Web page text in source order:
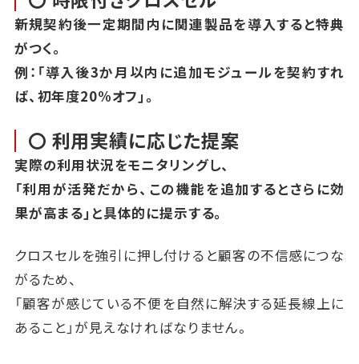
新規契約後一定期間内に関連製品を導入すると特典
がつく。
例：「導入後3か月以内に追加モジュールを契約すれ
ば、初年度20%オフ」。
〇 利用実績に応じた提案
実際の利用状況をモニタリングし、
「利用が活発だから、この機能を追加するとさらに効
果が高まる」と具体的に提示する。
クロスセルを強引に押し付けると顧客の不信感につな
がるため、
「顧客が感じている不便を自然に解決する延長線上に
あること」が見えなければなりません。